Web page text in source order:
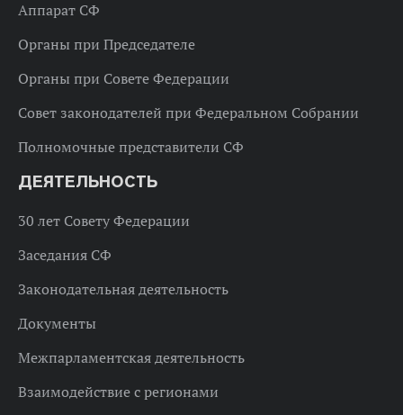
Аппарат СФ
Органы при Председателе
Органы при Совете Федерации
Совет законодателей при Федеральном Собрании
Полномочные представители СФ
ДЕЯТЕЛЬНОСТЬ
30 лет Совету Федерации
Заседания СФ
Законодательная деятельность
Документы
Межпарламентская деятельность
Взаимодействие с регионами